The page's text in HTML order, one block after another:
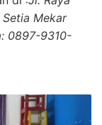
Mekar
0897-9310-